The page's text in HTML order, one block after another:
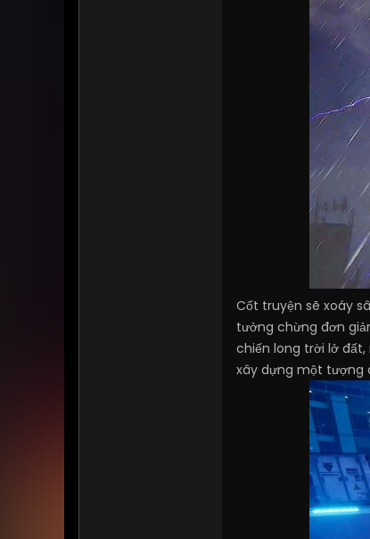
Cốt truyện sẽ xoáy
tưởng chừng đơn
chiến long trời lở
xây dựng một tượng